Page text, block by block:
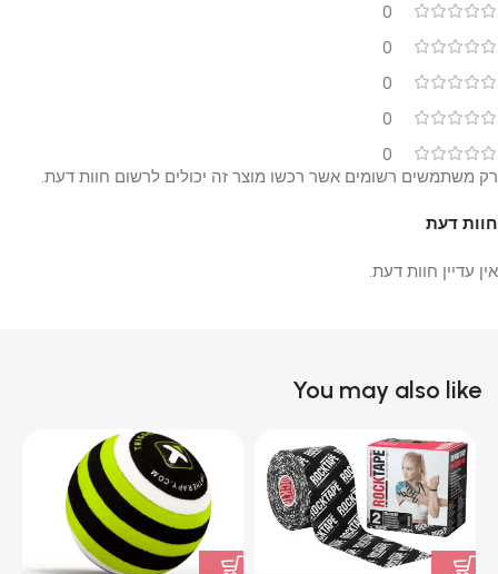
0
0
0
0
0
חוות דעת
אין עדיין חוות דעת.
רק משתמשים רשומים אשר רכשו מוצר זה יכולים לרשום חוות דעת.
You may also like